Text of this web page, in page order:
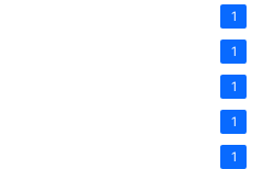
1
1
1
1
1